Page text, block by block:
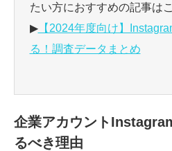
たい方におすすめの記事は
▶【2024年度向け】
る！調査データまとめ
企業アカウント
るべき理由